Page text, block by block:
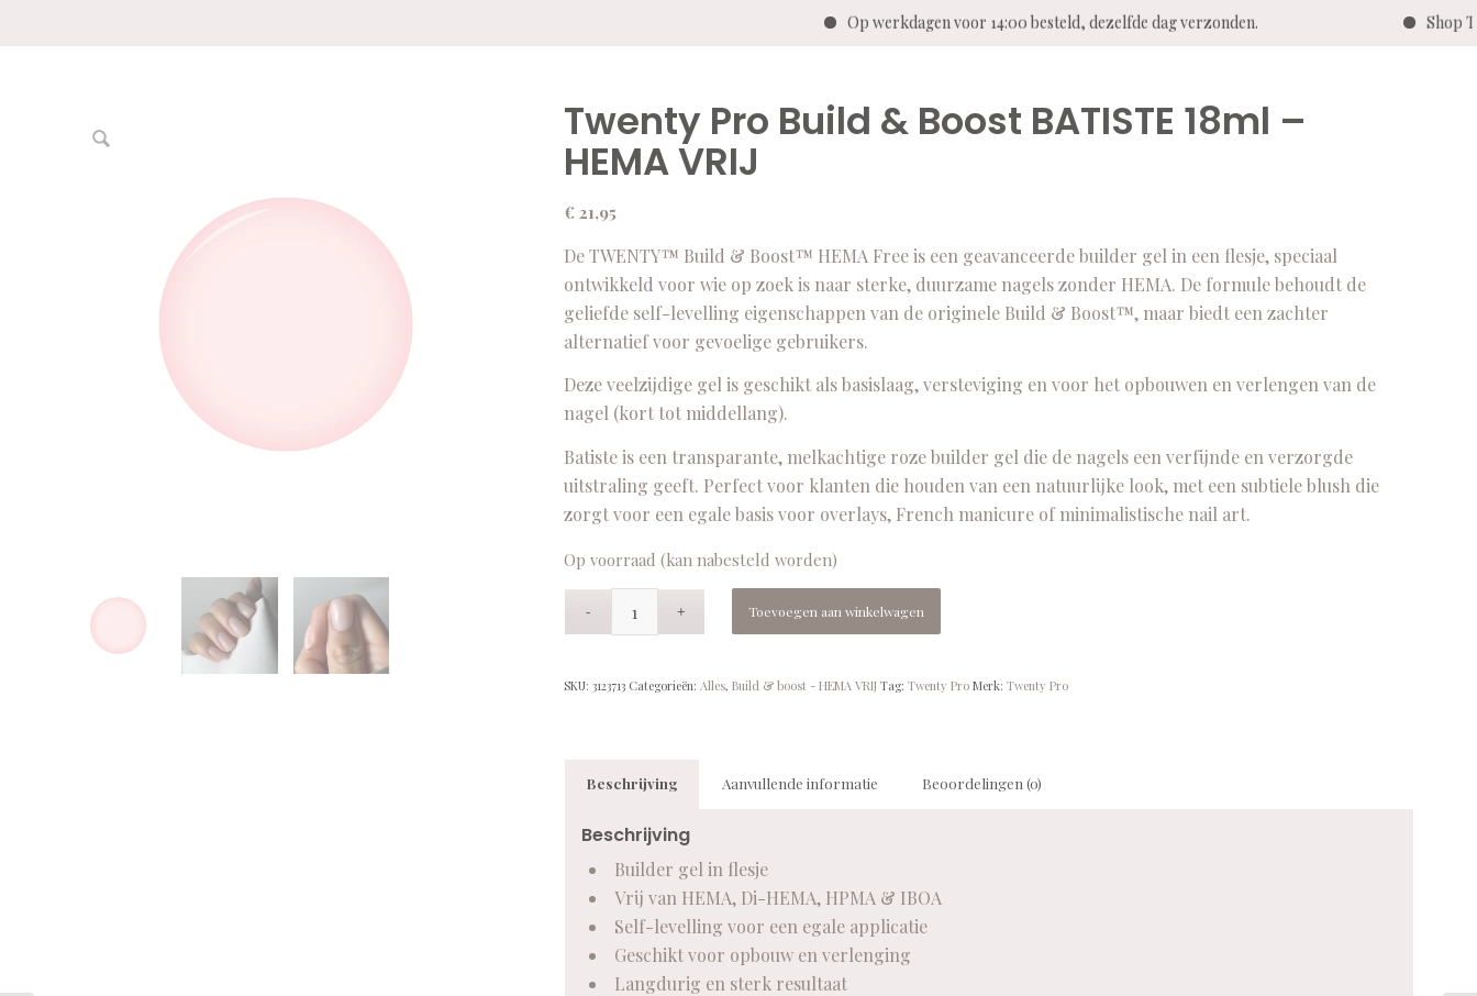
Op werkdagen voor 14:00 besteld, dezelfde dag verzonden. Shop
Twenty Pro Build & Boost BATISTE 18ml –
HEMA VRIJ
€ 21,95
De TWENTY™ Build & Boost™ HEMA Free is een geavanceerde builder gel in een flesje, speciaal
ontwikkeld voor wie op zoek is naar sterke, duurzame nagels zonder HEMA. De formule behoudt de
geliefde self-levelling eigenschappen van de originele Build & Boost™, maar biedt een zachter
alternatief voor gevoelige gebruikers.
Deze veelzijdige gel is geschikt als basislaag, versteviging en voor het opbouwen en verlengen van de
nagel (kort tot middellang).
Batiste is een transparante, melkachtige roze builder gel die de nagels een verfijnde en verzorgde
uitstraling geeft. Perfect voor klanten die houden van een natuurlijke look, met een subtiele blush die
zorgt voor een egale basis voor overlays, French manicure of minimalistische nail art.
Op voorraad (kan nabesteld worden)
Toevoegen aan winkelwagen
SKU: 3123713 Categorieën: Alles, Build & boost - HEMA VRIJ Tag: Twenty Pro Merk: Twenty Pro
Beschrijving Aanvullende informatie Beoordelingen (0)
Beschrijving
Builder gel in flesje
Vrij van HEMA, Di-HEMA, HPMA & IBOA
Self-levelling voor een egale applicatie
Geschikt voor opbouw en verlenging
Langdurig en sterk resultaat